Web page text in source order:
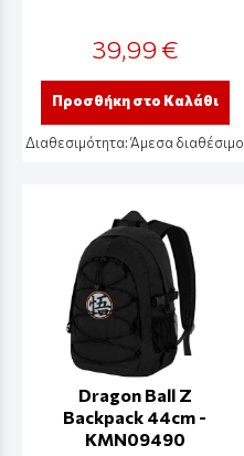
39,99 €
Προσθήκη στο Καλάθι
Διαθεσιμότητα:Άμεσα διαθέσιμο
Dragon Ball Z
Backpack 44cm -
KMN09490